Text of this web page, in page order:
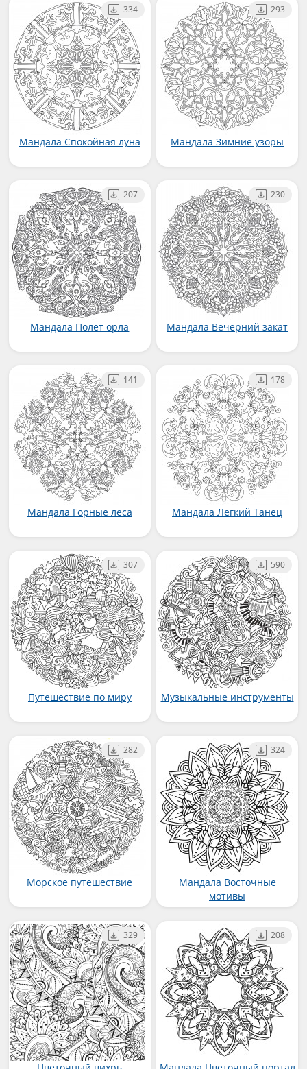
Мандала Спокойная луна
334
Мандала Зимние узоры
293
Мандала Полет орла
207
Мандала Вечерний закат
230
Мандала Горные леса
141
Мандала Легкий Танец
178
Путешествие по миру
307
Музыкальные инструменты
590
Морское путешествие
282
Мандала Восточные
мотивы
324
329 208